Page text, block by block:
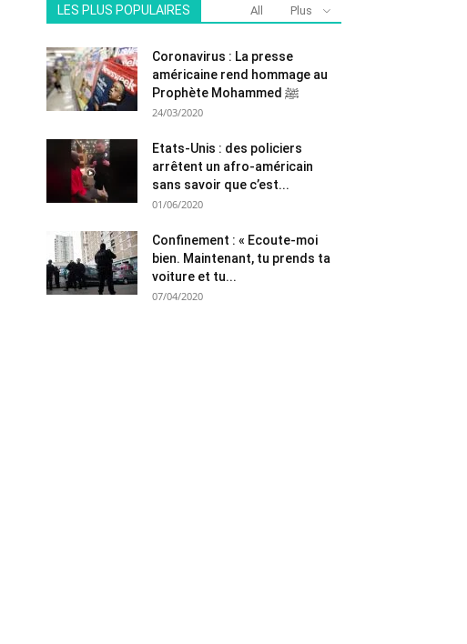
LES PLUS POPULAIRES All Plus
Coronavirus : La presse
américaine rend hommage au
Prophète Mohammed ﷺ
24/03/2020
Etats-Unis : des policiers
arrêtent un afro-américain
sans savoir que c’est...
01/06/2020
Confinement : « Ecoute-moi
bien. Maintenant, tu prends ta
voiture et tu...
07/04/2020